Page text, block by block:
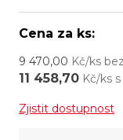
Cena za ks:
9 470,00 Kč/ks
11 458,70 Kč/ks
Zjistit dostupnost